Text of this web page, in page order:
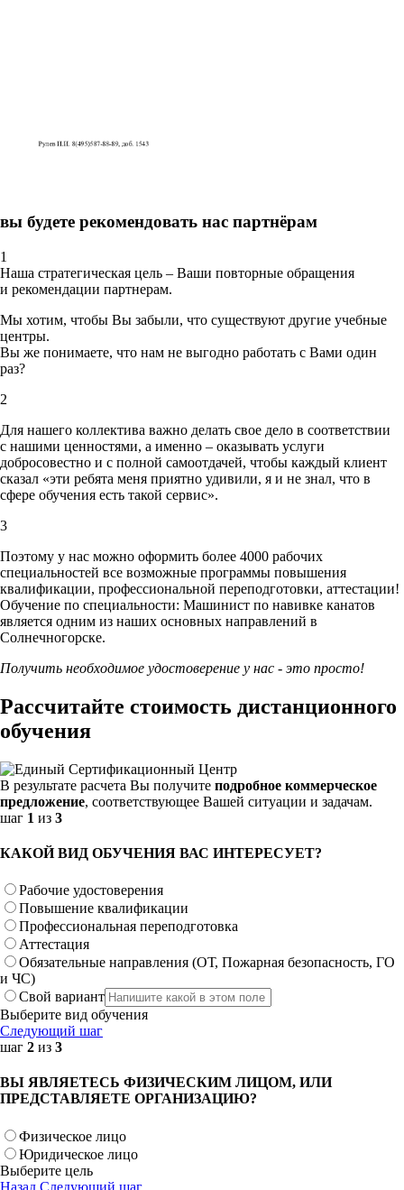
вы будете рекомендовать нас партнёрам
1
Наша стратегическая цель – Ваши повторные обращения
и рекомендации партнерам.
Мы хотим, чтобы Вы забыли, что существуют другие учебные
центры.
Вы же понимаете, что нам не выгодно работать с Вами один
раз?
2
Для нашего коллектива важно делать свое дело в соответствии
с нашими ценностями, а именно – оказывать услуги
добросовестно и с полной самоотдачей, чтобы каждый клиент
сказал «эти ребята меня приятно удивили, я и не знал, что в
сфере обучения есть такой сервис».
3
Поэтому у нас можно оформить более 4000 рабочих
специальностей все возможные программы повышения
квалификации, профессиональной переподготовки, аттестации!
Обучение по специальности: Машинист по навивке канатов
является одним из наших основных направлений в
Солнечногорске.
Получить необходимое удостоверение у нас - это просто!
Рассчитайте стоимость дистанционного
обучения
В результате расчета Вы получите подробное коммерческое
предложение, соответствующее Вашей ситуации и задачам.
шаг 1 из 3
КАКОЙ ВИД ОБУЧЕНИЯ ВАС ИНТЕРЕСУЕТ?
Рабочие удостоверения
Повышение квалификации
Профессиональная переподготовка
Аттестация
Обязательные направления (ОТ, Пожарная безопасность, ГО
и ЧС)
Свой вариант
Выберите вид обучения
Следующий шаг
шаг 2 из 3
ВЫ ЯВЛЯЕТЕСЬ ФИЗИЧЕСКИМ ЛИЦОМ, ИЛИ
ПРЕДСТАВЛЯЕТЕ ОРГАНИЗАЦИЮ?
Физическое лицо
Юридическое лицо
Выберите цель
Назад Следующий шаг